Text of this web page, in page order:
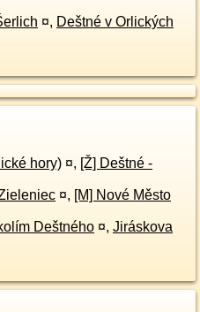
¤, Deštné v Orlických
hory) ¤, [Ž] Deštné -
¤, [M] Nové Město
Deštného ¤, Jiráskova